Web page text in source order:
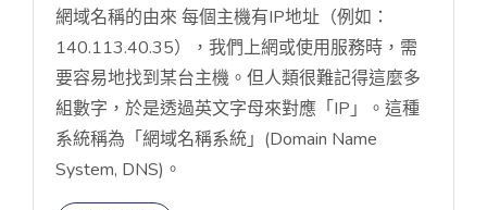
網域名稱的由來 每個主機有IP地址（例如：
140.113.40.35），我們上網或使用服務時，需
要容易地找到某台主機。但人類很難記得這麼多
組數字，於是透過英文字母來對應「IP」。這種
系統稱為「網域名稱系統」(Domain Name
System, DNS)。